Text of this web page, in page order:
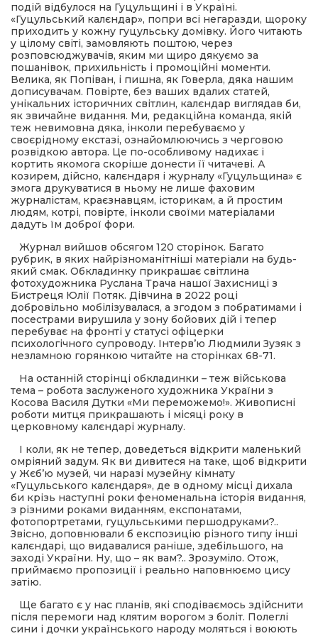
подій відбулося на Гуцульщині і в Україні.
«Гуцульський калєндар», попри всі негаразди, щороку
приходить у кожну гуцульську домівку. Його читають
у цілому світі, замовляють поштою, через
розповсюджувачів, яким ми щиро дякуємо за
пошанівок, прихильність і промоційні моменти.
Велика, як Попіван, і пишна, як Говерла, дяка нашим
дописувачам. Повірте, без ваших вдалих статей,
унікальних історичних світлин, калєндар виглядав би,
як звичайне видання. Ми, редакційна команда, якій
теж невимовна дяка, інколи перебуваємо у
своєрідному екстазі, ознайомлюючись з черговою
розвідкою автора. Це по-особливому надихає і
кортить якомога скоріше донести її читачеві. А
козирем, дійсно, калєндаря і журналу «Гуцульщина» є
змога друкуватися в ньому не лише фаховим
журналістам, краєзнавцям, історикам, а й простим
людям, котрі, повірте, інколи своїми матеріалами
дадуть їм доброї фори.
Журнал вийшов обсягом 120 сторінок. Багато
рубрик, в яких найрізноманітніші матеріали на будь-
який смак. Обкладинку прикрашає світлина
фотохудожника Руслана Трача нашої Захисниці з
Бистреця Юлії Потяк. Дівчина в 2022 році
добровільно мобілізувалася, а згодом з побратимами і
посестрами вирушила у зону бойових дій і тепер
перебуває на фронті у статусі офіцерки
психологічного супроводу. Інтерв’ю Людмили Зузяк з
незламною горянкою читайте на сторінках 68-71.
На останній сторінці обкладинки – теж військова
тема – робота заслуженого художника України з
Косова Василя Дутки «Ми переможемо!». Живописні
роботи митця прикрашають і місяці року в
церковному калєндарі журналу.
І коли, як не тепер, доведеться відкрити маленький
омріяний задум. Як ви дивитеся на таке, щоб відкрити
у Жєб’ю музей, чи наразі музейну кімнату
«Гуцульського калєндаря», де в одному місці дихала
би крізь наступні роки феноменальна історія видання,
з різними роками виданням, експонатами,
фотопортретами, гуцульськими першодруками?..
Звісно, доповнювали б експозицію різного типу інші
калєндарі, що видавалися раніше, здебільшого, на
заході України. Ну, що – як вам?.. Зрозуміло. Отож,
приймаємо пропозиції і реально наповнюємо цису
затію.
Ще багато є у нас планів, які сподіваємось здійснити
після перемоги над клятим ворогом з боліт. Полеглі
сини і дочки українського народу моляться і воюють